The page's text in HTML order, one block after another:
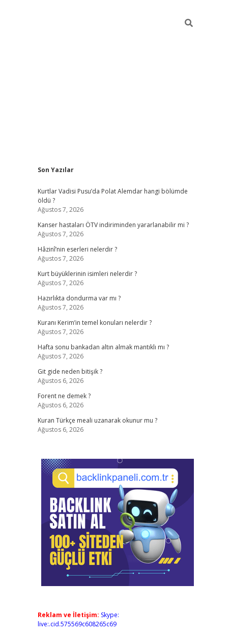
Sidebar
Son Yazılar
Kurtlar Vadisi Pusu’da Polat Alemdar hangi bölümde
öldü ?
Ağustos 7, 2026
Kanser hastaları ÖTV indiriminden yararlanabilir mi ?
Ağustos 7, 2026
Hâzinî’nin eserleri nelerdir ?
Ağustos 7, 2026
Kurt büyüklerinin isimleri nelerdir ?
Ağustos 7, 2026
Hazırlıkta dondurma var mı ?
Ağustos 7, 2026
Kuranı Kerim’in temel konuları nelerdir ?
Ağustos 7, 2026
Hafta sonu bankadan altın almak mantıklı mı ?
Ağustos 7, 2026
Git gide neden bitişik ?
Ağustos 6, 2026
Forent ne demek ?
Ağustos 6, 2026
Kuran Türkçe meali uzanarak okunur mu ?
Ağustos 6, 2026
Reklam ve İletişim: Skype:
live:.cid.575569c608265c69
elexbet yeni giriş